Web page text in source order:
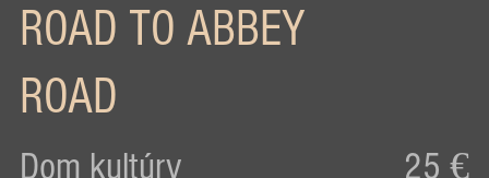
ROAD TO ABBEY
ROAD
Dom kultúry 25 €